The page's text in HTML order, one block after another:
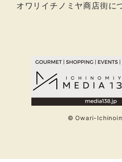
オワリイチノミヤ商店街に
© Owari-